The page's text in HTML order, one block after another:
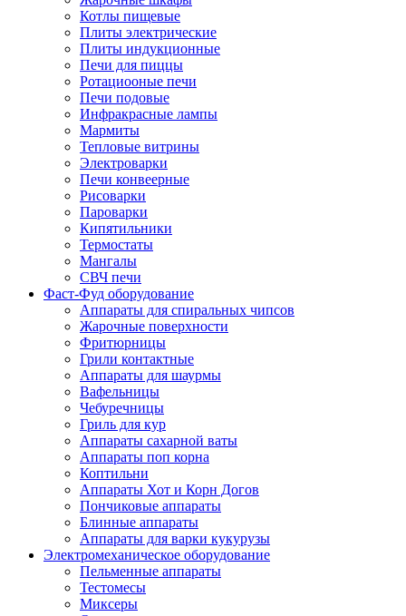
Котлы пищевые
Плиты электрические
Плиты индукционные
Печи для пиццы
Ротациооные печи
Печи подовые
Инфракрасные лампы
Мармиты
Тепловые витрины
Электроварки
Печи конвеерные
Рисоварки
Пароварки
Кипятильники
Термостаты
Мангалы
СВЧ печи
Фаст-Фуд оборудование
Аппараты для спиральных чипсов
Жарочные поверхности
Фритюрницы
Грили контактные
Аппараты для шаурмы
Вафельницы
Чебуречницы
Гриль для кур
Аппараты сахарной ваты
Аппараты поп корна
Коптильни
Аппараты Хот и Корн Догов
Пончиковые аппараты
Блинные аппараты
Аппараты для варки кукурузы
Электромеханическое оборудование
Пельменные аппараты
Тестомесы
Миксеры